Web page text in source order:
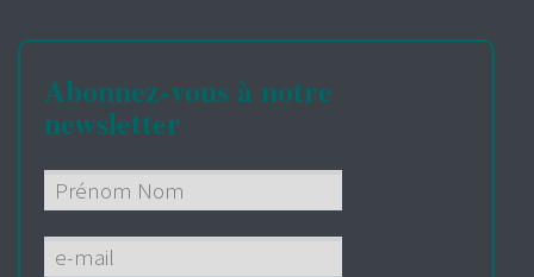
Abonnez-vous à notre
newsletter